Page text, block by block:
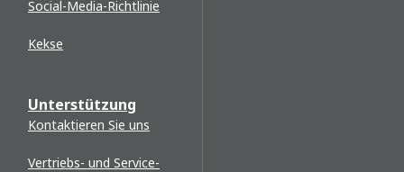
Social-Media-Richtlinie
Kekse
Unterstützung
Kontaktieren Sie uns
Vertriebs- und Service-